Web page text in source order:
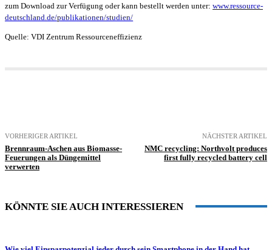
zum Download zur Verfügung oder kann bestellt werden unter: www.ressource-
deutschland.de/publikationen/studien/
Quelle: VDI Zentrum Ressourceneffizienz
VORHERIGER ARTIKEL
Brennraum-Aschen aus Biomasse-
Feuerungen als Düngemittel
verwerten
NÄCHSTER ARTIKEL
NMC recycling: Northvolt produces
first fully recycled battery cell
KÖNNTE SIE AUCH INTERESSIEREN